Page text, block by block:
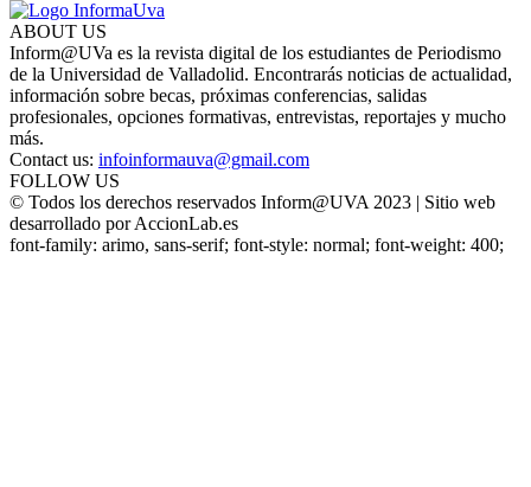
ABOUT US
Inform@UVa es la revista digital de los estudiantes de Periodismo
de la Universidad de Valladolid. Encontrarás noticias de actualidad,
información sobre becas, próximas conferencias, salidas
profesionales, opciones formativas, entrevistas, reportajes y mucho
más.
Contact us: infoinformauva@gmail.com
FOLLOW US
© Todos los derechos reservados Inform@UVA 2023 | Sitio web
desarrollado por AccionLab.es
font-family: arimo, sans-serif; font-style: normal; font-weight: 400;